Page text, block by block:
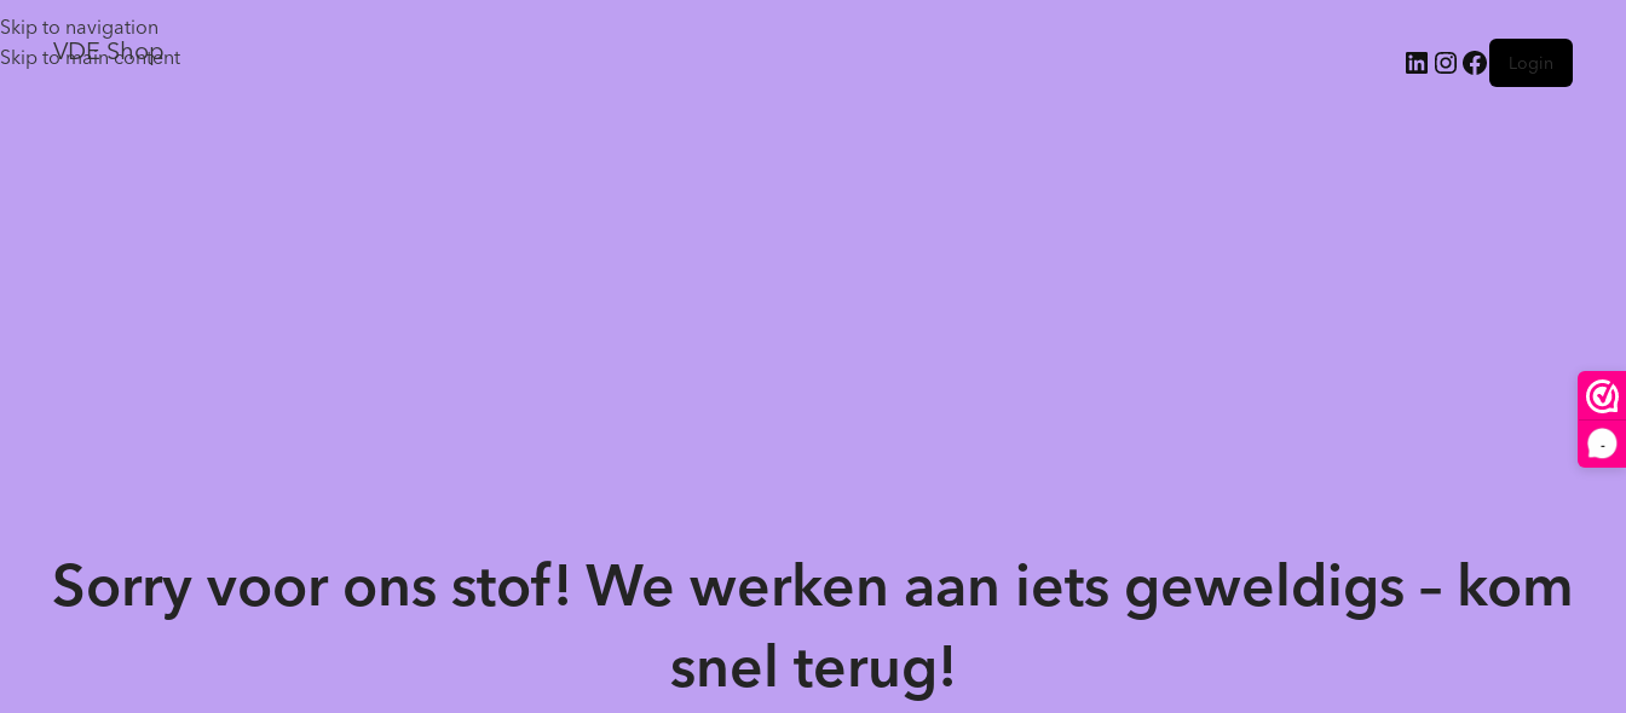
-
Skip to navigation
Skip to main content
VDE Shop Login
Sorry voor ons stof! We werken aan iets geweldigs – kom
snel terug!